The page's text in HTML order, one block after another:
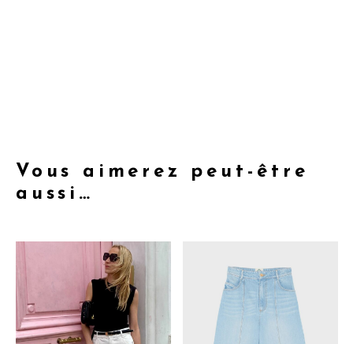
Vous aimerez peut-être
aussi…